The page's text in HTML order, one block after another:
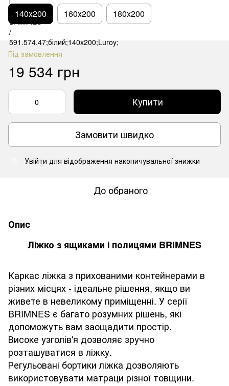
140х200 160х200 180x200
Під замовлення
19 534 грн
Купити
Замовити швидко
Увійти для відображення накопичувальної знижки
До обраного
Опис
Ліжко з ящиками і полицями BRIMNES
Каркас ліжка з прихованими контейнерами в
різних місцях - ідеальне рішення, якщо ви
живете в невеликому приміщенні. У серії
BRIMNES є багато розумних рішень, які
допоможуть вам заощадити простір.
Високе узголів'я дозволяє зручно
розташуватися в ліжку.
Регульовані бортики ліжка дозволяють
використовувати матраци різної товщини.